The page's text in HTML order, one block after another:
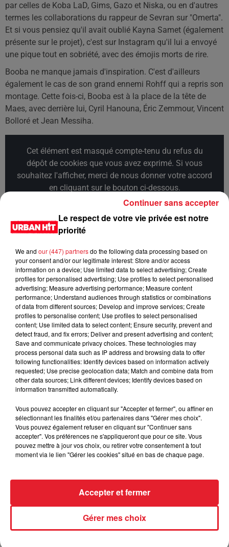
par celles de Koba LaD, Gims, Gazo et Niska, ou en d'autres
termes les collaborations du rappeur de Sevran sur "Omerta".
Et si vous pensiez qu'il avait oublié Kayna Samet (également
présente sur le projet), c'est sur Instagram qu'il lui a envoyé
une pique tout en sobriété, avec des émojis morts de rire.
Booba ne manque jamais d'inspiration. C'est d'ailleurs
également le cas de son grand ennemi Rohff qui a repris son
montage. Cette fois-ci, Booba est à la place de la tête de
Maes, avec derrière lui, Cyril Hanouna, Éric Zemmour, Vincent
Bolloré et Jean Messiha.
Cet élément est masqué compte-tenu du refus du
dépôt de cookies que vous avez exprimé. Si vous
souhaitez l'afficher, merci de nous donner votre accord
en cliquant sur le bouton ci-dessous.
Jay-Z se bat contre la grand-mère
d'un homme prétendant être son fils
Cassie met fin à une ex-escorte
masculine dans sa bataille...
Des vitres tombent de la tour
Montparnasse : des désaccords
entre...
l'extinction...
Le respect de votre vie privée est notre
priorité
We and our (447) partnersdo the following data processing based on
your consent and/or our legitimate interest: Store and/or access
information on a device; Use limited data to select advertising; Create
profiles for personalised advertising; Use profiles to select personalised
advertising; Measure advertising performance; Measure content
performance; Understand audiences through statistics or combinations
of data from different sources; Develop and improve services; Create
profiles to personalise content; Use profiles to select personalised
content; Use limited data to select content; Ensure security, prevent and
detect fraud, and fix errors; Deliver and present advertising and content;
Save and communicate privacy choices. These technologies may
process personal data such as IP address and browsing data to offer
following functionalities: Identify devices based on information actively
requested; Use precise geolocation data; Match and combine data from
other data sources; Link different devices; Identify devices based on
information transmitted automatically.
Vous pouvez accepter en cliquant sur "Accepter et fermer", ou affiner en
sélectionnant les finalités et/ou partenaires dans "Gérer mes choix".
Vous pouvez également refuser en cliquant sur "Continuer sans
accepter". Vos préférences ne s'appliqueront que pour ce site. Vous
pouvez mettre à jour vos choix, ou retirer votre consentement à tout
moment via le lien "Gérer les cookies" situé en bas de chaque page.
Gérer mes choix
Accepter et fermer
Continuer sans accepter